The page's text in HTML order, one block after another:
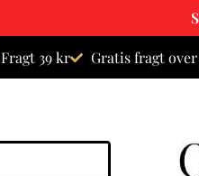
Fragt 39 kr Gratis fragt